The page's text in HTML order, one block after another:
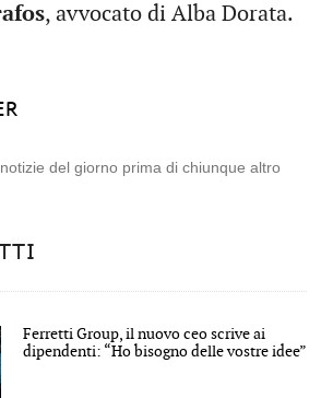
, avvocato di Alba Dorata.
del giorno prima di chiunque altro
Ferretti Group, il nuovo ceo scrive ai
dipendenti: “Ho bisogno delle vostre idee”